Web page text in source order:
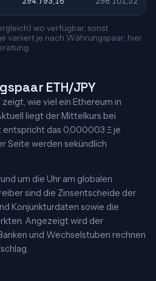
wo verfügbar, sonst
variiert je nach Währungspaar; hier
ETH/JPY
wie viel ein Ethereum in
liegt der Mittelkurs bei
entspricht das 0,000003 Ξ je
Seite werden sekündlich
um die Uhr am globalen
sind die Zinsentscheide der
Konjunkturdaten sowie die
Angezeigt wird der
und Wechselstuben rechnen